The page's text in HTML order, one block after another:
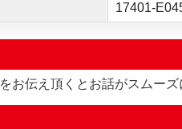
17401-
をお伝え頂くとお話がスムーズ